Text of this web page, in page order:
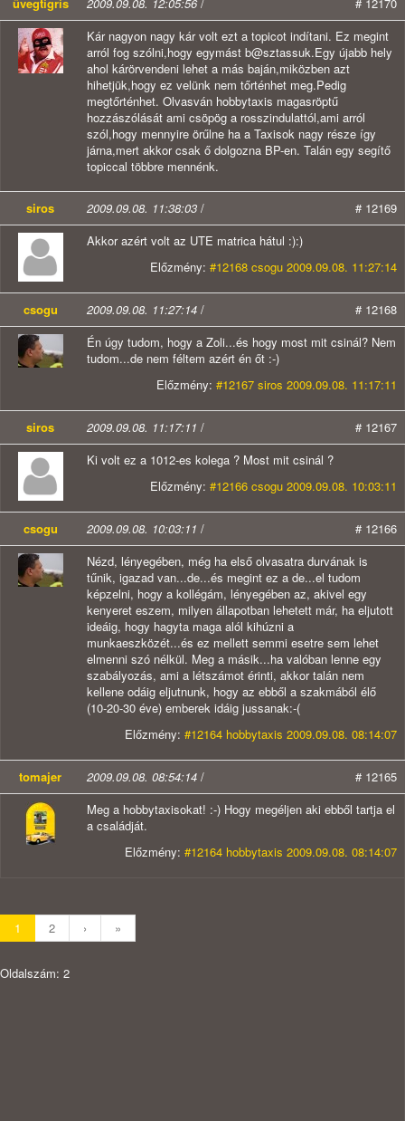
Kár nagyon nagy kár volt ezt a topicot indítani. Ez megint
arról fog szólni,hogy egymást b@sztassuk.Egy újabb hely
ahol kárörvendeni lehet a más baján,miközben azt
hihetjük,hogy ez velünk nem tőrténhet meg.Pedig
megtőrténhet. Olvasván hobbytaxis magasröptű
hozzászólását ami csöpög a rosszindulattól,ami arról
szól,hogy mennyire örűlne ha a Taxisok nagy része így
járna,mert akkor csak ő dolgozna BP-en. Talán egy segítő
topiccal többre mennénk.
siros 2009.09.08. 11:38:03 /
# 12169
Akkor azért volt az UTE matrica hátul :):)
Előzmény: #12168 csogu 2009.09.08. 11:27:14
csogu 2009.09.08. 11:27:14 /
# 12168
Én úgy tudom, hogy a Zoli...és hogy most mit csinál? Nem
tudom...de nem féltem azért én őt :-)
Előzmény: #12167 siros 2009.09.08. 11:17:11
siros 2009.09.08. 11:17:11 /
# 12167
Ki volt ez a 1012-es kolega ? Most mit csinál ?
Előzmény: #12166 csogu 2009.09.08. 10:03:11
csogu 2009.09.08. 10:03:11 /
# 12166
Nézd, lényegében, még ha első olvasatra durvának is
tűnik, igazad van...de...és megint ez a de...el tudom
képzelni, hogy a kollégám, lényegében az, akivel egy
kenyeret eszem, milyen állapotban lehetett már, ha eljutott
ideáig, hogy hagyta maga alól kihúzni a
munkaeszközét...és ez mellett semmi esetre sem lehet
elmenni szó nélkül. Meg a másik...ha valóban lenne egy
szabályozás, ami a létszámot érinti, akkor talán nem
kellene odáig eljutnunk, hogy az ebből a szakmából élő
(10-20-30 éve) emberek idáig jussanak:-(
Előzmény: #12164 hobbytaxis 2009.09.08. 08:14:07
tomajer 2009.09.08. 08:54:14 /
# 12165
Meg a hobbytaxisokat! :-) Hogy megéljen aki ebből tartja el
a családját.
Előzmény: #12164 hobbytaxis 2009.09.08. 08:14:07
1 2 › »
Oldalszám: 2